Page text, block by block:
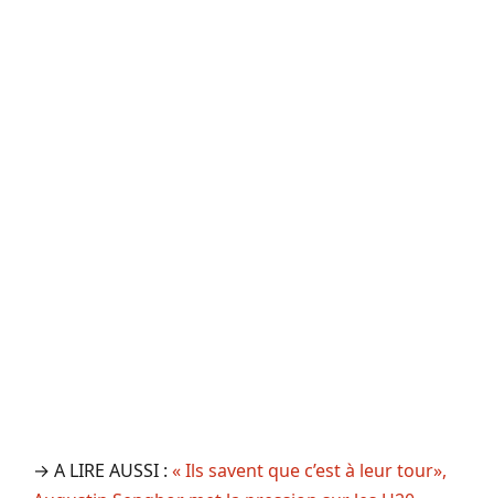
→ A LIRE AUSSI : « Ils savent que c’est à leur tour»,